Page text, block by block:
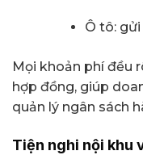
Ô tô:
Mọi khoản phí đều
hợp đồng, giúp
quản lý ngân sách
Tiện nghi nội khu